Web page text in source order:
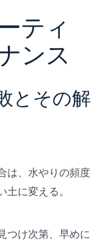
ティ
ンス
とその解
は、水やりの頻度
に変える。
つけ次第、早めに